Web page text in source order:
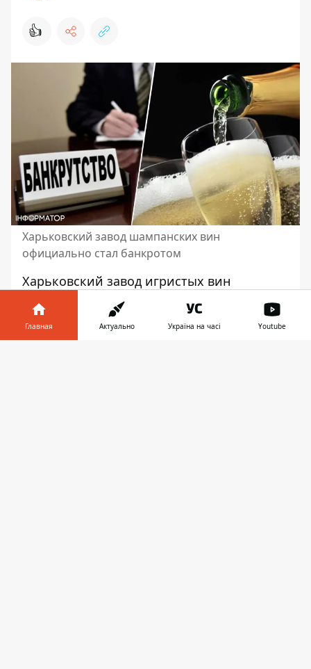
👍
Харьковский завод шампанских вин
официально стал банкротом
Харьковский завод игристых вин
признали банкротом
принято в Хозяйственном суде
Харьковской области. Об этом рассказали
Главная Актуально Україна на часі Youtube